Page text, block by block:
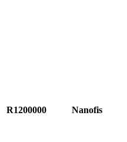
R1200000 Nanofis